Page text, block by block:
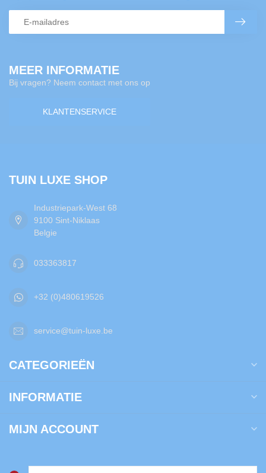
MEER INFORMATIE
Bij vragen? Neem contact met ons op
KLANTENSERVICE
TUIN LUXE SHOP
Industriepark-West 68
9100 Sint-Niklaas
Belgie
033363817
+32 (0)480619526
service@tuin-luxe.be
CATEGORIEËN
INFORMATIE
MIJN ACCOUNT